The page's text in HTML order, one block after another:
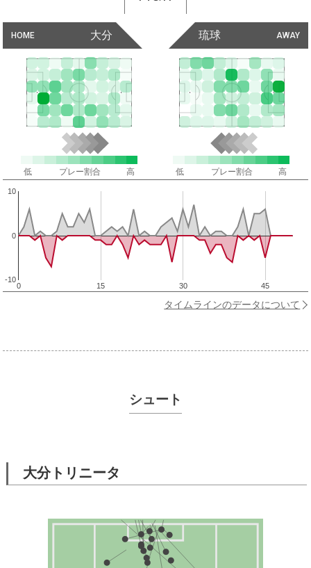
HOME 大分 AWAY
琉球
低 プレー割合 高 低 プレー割合 高
0 15 30 45
-10
0
10
タイムラインのデータについて
シュート
大分トリニータ